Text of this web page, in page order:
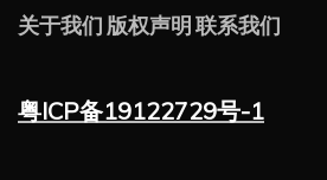
关于我们 版权声明 联系我们
粤ICP备19122729号-1